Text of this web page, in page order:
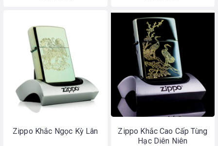
Zippo Khắc Ngọc Kỳ Lân
Zippo Khắc Cao Cấp Tùng
Hạc Diên Niên